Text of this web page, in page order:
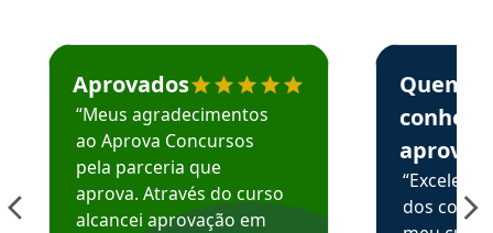
Estudante José recomenda o Aprova Concursos em
Aprovados
“Meus agradecimentos
ao Aprova Concursos
pela parceria que
aprova. Através do curso
alcancei aprovação em
Estudante
Quem
aprova
dos